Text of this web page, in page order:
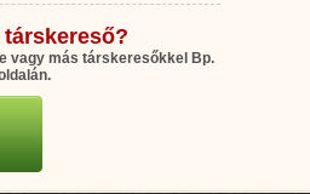
vagy más társkeresőkkel Bp.